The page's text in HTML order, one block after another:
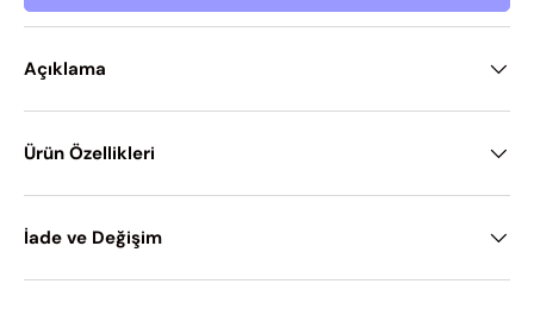
Açıklama
Ürün Özellikleri
İade ve Değişim